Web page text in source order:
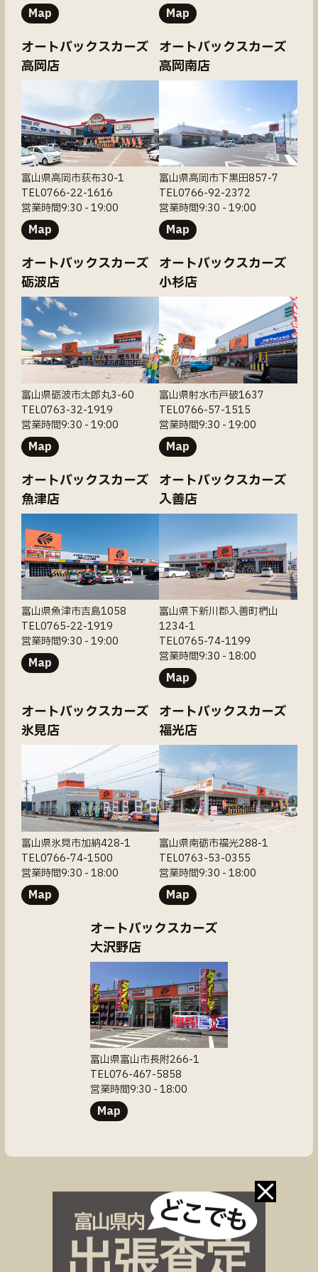
Map Map
オートバックスカーズ
高岡店
富山県高岡市荻布30-1
TEL0766-22-1616
営業時間9:30 - 19:00
Map
オートバックスカーズ
高岡南店
富山県高岡市下黒田857-7
TEL0766-92-2372
営業時間9:30 - 19:00
Map
オートバックスカーズ
砺波店
富山県砺波市太郎丸3-60
TEL0763-32-1919
営業時間9:30 - 19:00
Map
オートバックスカーズ
小杉店
富山県射水市戸破1637
TEL0766-57-1515
営業時間9:30 - 19:00
Map
オートバックスカーズ
魚津店
富山県魚津市吉島1058
TEL0765-22-1919
営業時間9:30 - 19:00
Map
オートバックスカーズ
入善店
富山県下新川郡入善町椚山
1234-1
TEL0765-74-1199
営業時間9:30 - 18:00
Map
オートバックスカーズ
氷見店
富山県氷見市加納428-1
TEL0766-74-1500
営業時間9:30 - 18:00
Map
オートバックスカーズ
福光店
富山県南砺市福光288-1
TEL0763-53-0355
営業時間9:30 - 18:00
Map
オートバックスカーズ
大沢野店
富山県富山市長附266-1
TEL076-467-5858
営業時間9:30 - 18:00
Map
お問い合わせ
コンプリート 新車・中古車